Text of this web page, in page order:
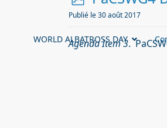
WORLD ALBATROSS DAY
d
f
Publié le 30 août 2017
Agenda Item 3.